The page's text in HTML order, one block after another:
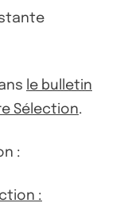
le bulletin
Sélection.
:
: